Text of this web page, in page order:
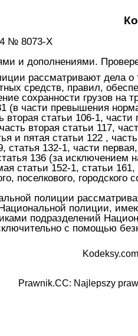
№ 8073-X
и дополнениями.
рассматривают дела о
средств, правил,
сохранности грузов на
(в части превышения
вторая статьи 106-1,
вторая статьи 117,
и пятая статьи 122 ,
статья 132-1, части
136 (за исключением
статьи 152-1, статьи
поселкового,
полиции
полиции,
подразделений
с помощью
Prawnik.CC: Najlepszy